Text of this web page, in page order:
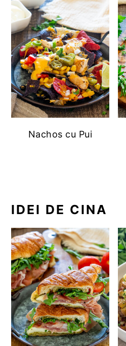
Nachos cu Pui
IDEI DE CINA